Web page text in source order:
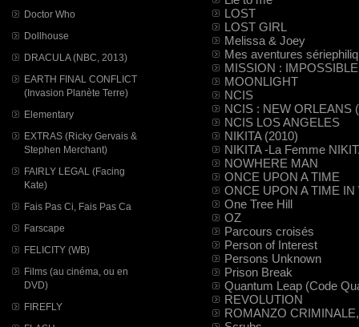
Doctor Who
Dollhouse
DRACULA (NBC, 2013)
EARTH FINAL CONFLICT
(Invasion Planète Terre)
Elementary
EXTRAS (Ricky Gervais &
Stephen Merchant)
FAIRLY LEGAL (Facing
Kate)
Fais Pas Ci, Fais Pas Ca
Farscape
FELICITY (WB)
Films (au cinéma, ou en
DVD)
FIREFLY
LOST
LOST GIRL
Melissa & Joey
Mes aventures
MISSION : IMPOSSIBLE
MOONLIGHT
NCIS
NCIS : NEW ORLEANS
NCIS LOS ANGELES
NIKITA (2010)
NIKITA -La Femme
NOWHERE MAN
ONCE UPON A TIME
ONCE UPON A TIME
One Tree Hill
OZ
Parcours croisés
Person of Interest
Persons Unknown
Prison Break
Quantum Leap (Code
REVOLUTION
ROMANZO